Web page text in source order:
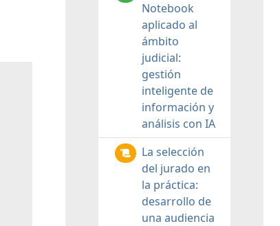
Notebook
aplicado al
ámbito
judicial:
gestión
inteligente de
información y
análisis con IA
La selección
del jurado en
la práctica:
desarrollo de
una audiencia